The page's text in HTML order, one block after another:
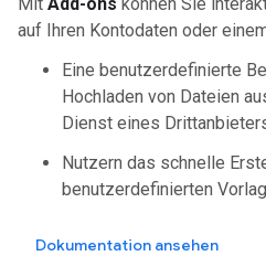
auf Ihren Kontodaten oder
Eine benutzerdefinierte
Hochladen von Dateien
Dienst eines
Nutzern das schnelle
benutzerdefinierten
Dokumentation ansehen